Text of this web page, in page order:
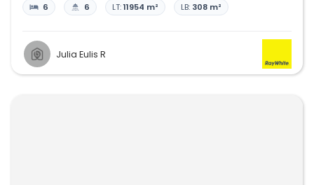
6 6 LT:11954 m² LB: 308 m²
Julia Eulis R